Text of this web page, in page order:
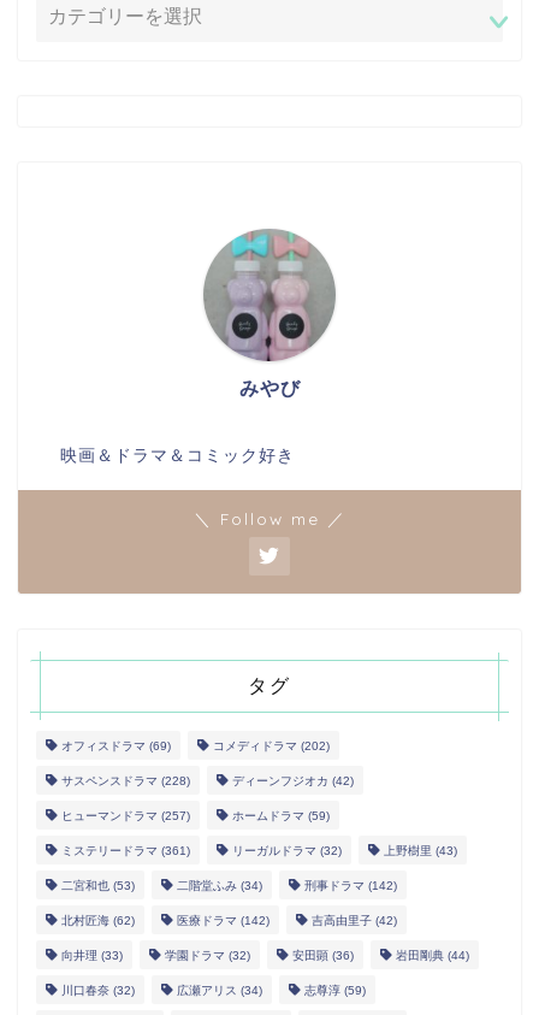
みやび
映画＆ドラマ＆コミック好き
＼ Follow me ／
タグ
オフィスドラマ (69) コメディドラマ (202)
サスペンスドラマ (228) ディーンフジオカ (42)
ヒューマンドラマ (257) ホームドラマ (59)
ミステリードラマ (361) リーガルドラマ (32) 上野樹里 (43)
二宮和也 (53) 二階堂ふみ (34) 刑事ドラマ (142)
北村匠海 (62) 医療ドラマ (142) 吉高由里子 (42)
向井理 (33) 学園ドラマ (32) 安田顕 (36) 岩田剛典 (44)
川口春奈 (32) 広瀬アリス (34) 志尊淳 (59)